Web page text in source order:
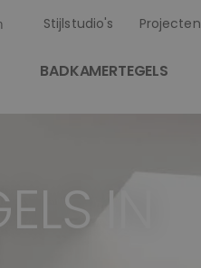
Stijlstudio's Projecten
BADKAMERTEGELS
IN